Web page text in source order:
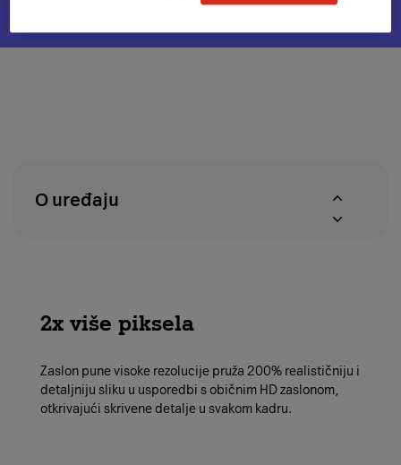
o
dana
se
modal
O uređaju
2x više piksela
Zaslon pune visoke rezolucije pruža 200% realističniju i
detaljniju sliku u usporedbi s običnim HD zaslonom,
otkrivajući skrivene detalje u svakom kadru.